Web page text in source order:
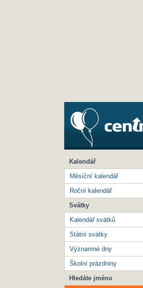
Kalendář
Měsíční kalendář
Roční kalendář
Svátky
Kalendář svátků
Státní svátky
Významné dny
Školní prázdniny
Hledáte jméno